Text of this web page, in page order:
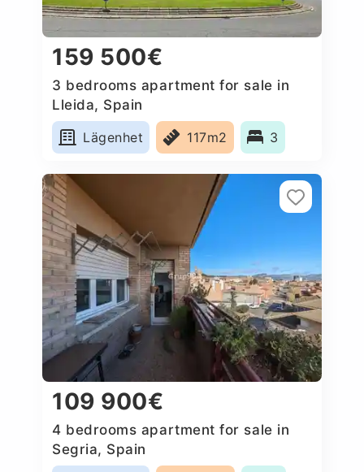
159 500€
3 bedrooms apartment for sale in
Lleida, Spain
Lägenhet
117m2 3
109 900€
4 bedrooms apartment for sale in
Segria, Spain